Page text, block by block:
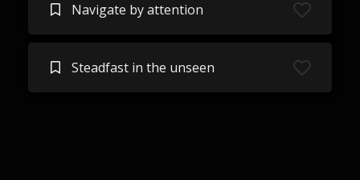
Navigate by attention
Steadfast in the unseen